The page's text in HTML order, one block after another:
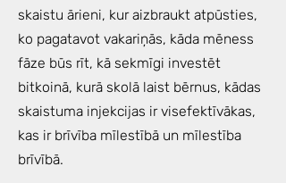
skaistu ārieni, kur aizbraukt atpūsties,
ko pagatavot vakariņās, kāda mēness
fāze būs rīt, kā sekmīgi investēt
bitkoinā, kurā skolā laist bērnus, kādas
skaistuma injekcijas ir visefektīvākas,
kas ir brīvība mīlestībā un mīlestība
brīvībā.